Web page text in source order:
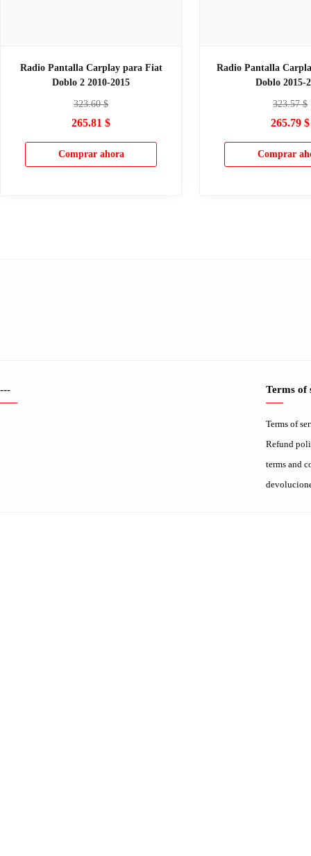
Radio Pantalla Carplay para Fiat
Doblo 2 2010-2015
323.60$
265.81 $
Comprar ahora
Radio Pantalla
Doblo 2015-
323.57$
265.79 $
Comprar
--- Terms of
Terms of
Refund
terms and